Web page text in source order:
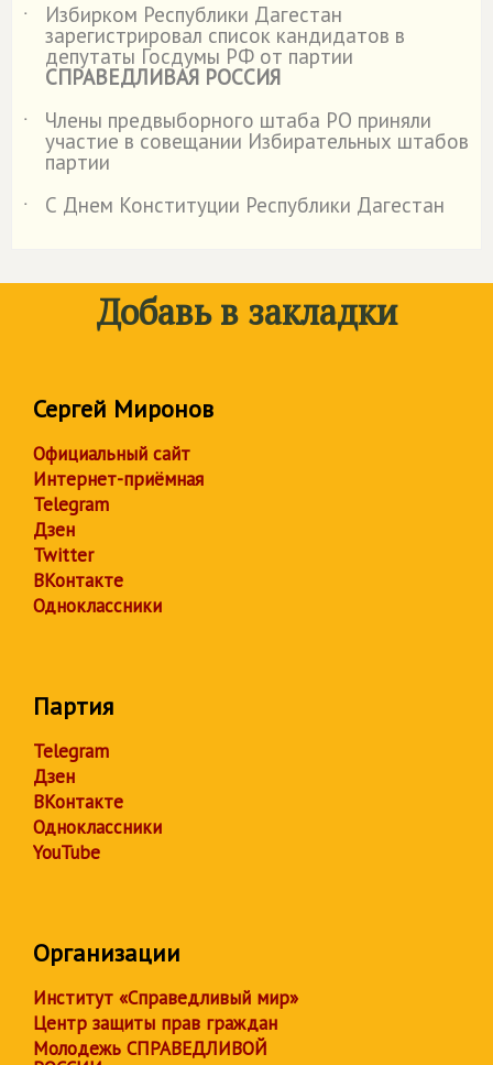
˙
Избирком Республики Дагестан
зарегистрировал список кандидатов в
депутаты Госдумы РФ от партии
СПРАВЕДЛИВАЯ РОССИЯ
˙
Члены предвыборного штаба РО приняли
участие в совещании Избирательных штабов
партии
˙
С Днем Конституции Республики Дагестан
Добавь в закладки
Сергей Миронов
Официальный сайт
Интернет-приёмная
Telegram
Дзен
Twitter
ВКонтакте
Одноклассники
Партия
Telegram
Дзен
ВКонтакте
Одноклассники
YouTube
Организации
Институт «Справедливый мир»
Центр защиты прав граждан
Молодежь СПРАВЕДЛИВОЙ